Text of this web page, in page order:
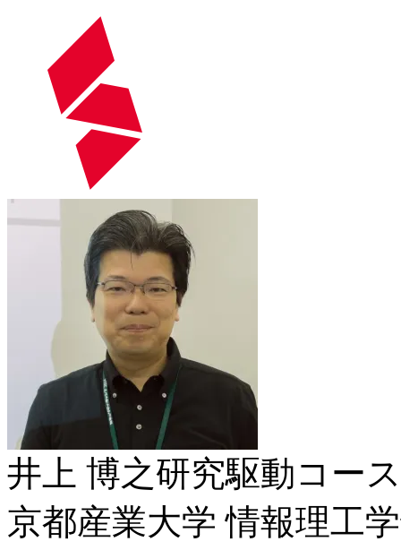
井上 博之研究駆動コー
京都産業大学 情報理工